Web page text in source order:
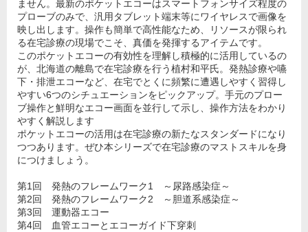
ません。最新のポケットエコーはスマートフォンサイズ程度の
プローブのみで、汎用タブレット端末等にワイヤレスで画像を
映し出します。操作も簡単で高性能なため、リソースが限られ
る在宅診療の現場でこそ、真価を発揮するアイテムです。
このポケットエコーの有効性を理解し積極的に活用しているの
が、北海道の離島で在宅診療を行う植村和平氏。発熱診療や嚥
下・排泄エコーなど、在宅でとくに頻繁に遭遇しやすく習得し
やすい6つのシチュエーションをピックアップ。手元のプロー
ブ操作と鮮明なエコー画面を並行して示し、操作方法をわかり
やすく解説します
ポケットエコーの活用は在宅診療の新たなスタンダードになり
つつあります。ぜひ本シリーズで在宅診療のマストスキルを身
につけましょう。
第1回 発熱のフレームワーク1 ～尿路感染症～
第2回 発熱のフレームワーク2 ～胆道系感染症～
第3回 運動器エコー
第4回 血管エコーとエコーガイド下穿刺